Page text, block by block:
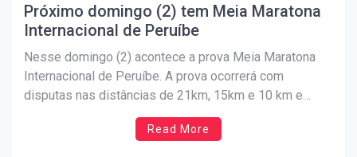
Próximo domingo (2) tem Meia Maratona
Internacional de Peruíbe
Nesse domingo (2) acontece a prova Meia Maratona
Internacional de Peruíbe. A prova ocorrerá com
disputas nas distâncias de 21km, 15km e 10 km e
premiará com troféus e dinheiro os atletas que
alcançarem o pódio. A prova conta até agora com 456
Read More